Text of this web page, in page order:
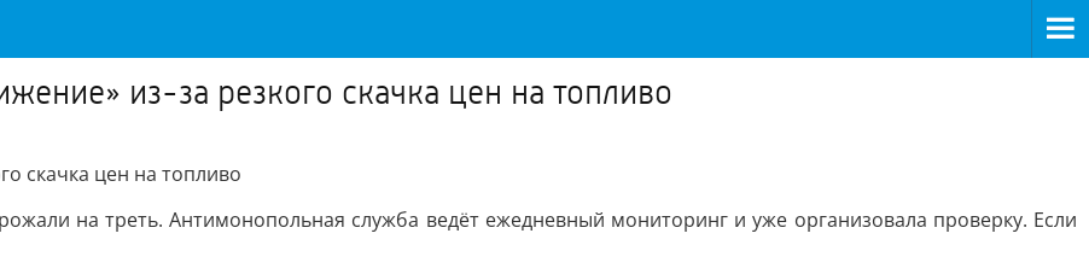
из-за резкого скачка цен на топливо
скачка цен на топливо
на треть. Антимонопольная служба ведёт ежедневный мониторинг и уже организовала проверку. Если